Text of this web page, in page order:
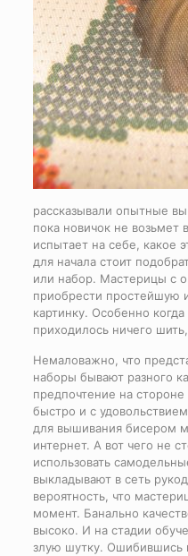
рассказывали опытные
пока новичок не возьмет
испытает на себе, какое
для начала стоит
или набор. Мастерицы с
приобрести простейшую
картинку. Особенно
приходилось ничего
Немаловажно, что
наборы бывают разного
предпочтение на
быстро и с
для вышивания бисером
интернет. А вот чего не
использовать
выкладывают в сеть
вероятность, что
момент. Банально
высоко. И на стадии
злую шутку. Ошибившись